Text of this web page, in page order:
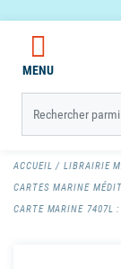
MENU
ACCUEIL LIBRAIRIE
CARTES MARINE
CARTE MARINE 7407L